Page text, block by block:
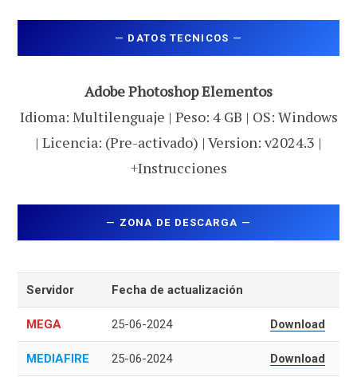
— DATOS TECNICOS —
Adobe Photoshop Elementos
Idioma: Multilenguaje | Peso: 4 GB | OS: Windows
| Licencia: (Pre-activado) | Version: v2024.3 |
+Instrucciones
— ZONA DE DESCARGA —
Servidor Fecha de actualización
MEGA 25-06-2024 Download
MEDIAFIRE 25-06-2024 Download